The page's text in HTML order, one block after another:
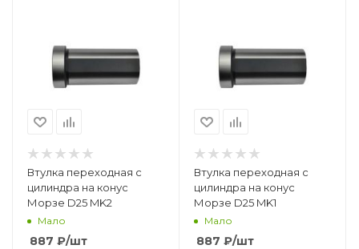
Втулка переходная с
цилиндра на конус
Морзе D25 MK2
Мало
887 ₽/шт
Втулка переходная с
цилиндра на конус
Морзе D25 MK1
Мало
887 ₽/шт